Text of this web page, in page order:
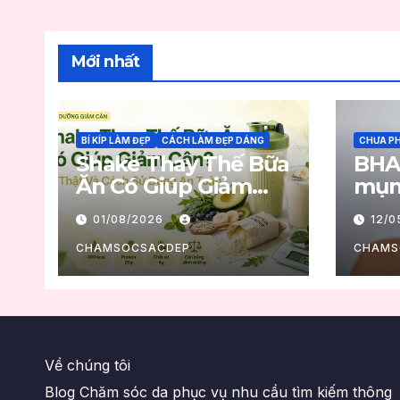
Mới nhất
BÍ KÍP LÀM ĐẸP CÁCH LÀM ĐẸP DÁNG
Shake Thay Thế Bữa
Ăn Có Giúp Giảm
Cân? Sự Thật Và
Cách Sử Dụng An
Toàn
01/08/2026
CHAMSOCSACDEP
CHƯA
12/
Về chúng tôi
Blog Chăm sóc da phục vụ nhu cầu tìm kiếm thông